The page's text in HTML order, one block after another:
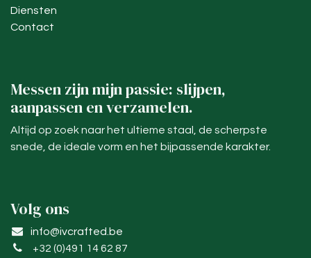
Diensten
Contact
Messen zijn mijn passie: slijpen,
aanpassen en verzamelen.
Altijd op zoek naar het ultieme staal, de scherpste
snede, de ideale vorm en het bijpassende karakter.
Volg ons
info@ivcrafted.be
+32 (0)491 14 62 87